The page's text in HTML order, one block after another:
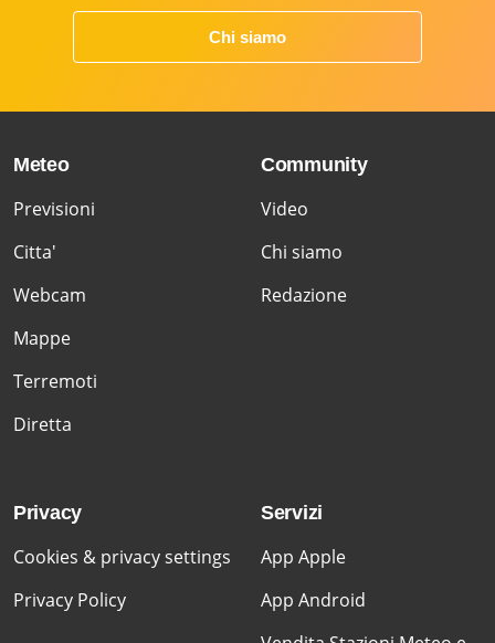
Chi siamo
Meteo
Previsioni
Citta'
Webcam
Mappe
Terremoti
Diretta
Community
Video
Chi siamo
Redazione
Privacy
Cookies & privacy settings
Privacy Policy
Servizi
App Apple
App Android